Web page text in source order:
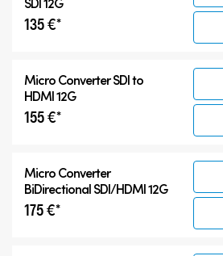
135 €*
Micro ConverterSDI to
HDMI 12G
155 €*
Micro Converter
BiDirectional SDI/HDMI 12G
175 €*